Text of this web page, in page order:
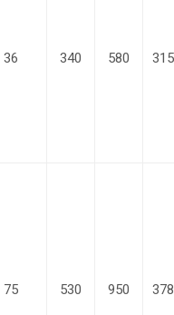
36 340 580 315
75 530 950 378